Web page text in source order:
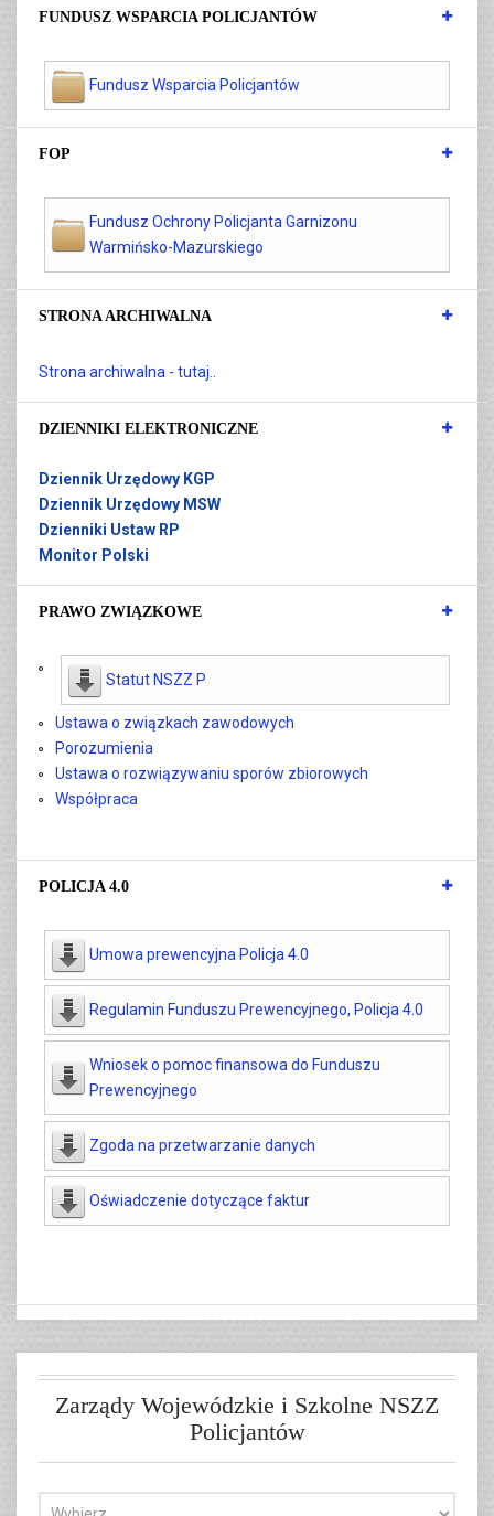
FUNDUSZ WSPARCIA POLICJANTÓW
Fundusz Wsparcia Policjantów
FOP
Fundusz Ochrony Policjanta Garnizonu
Warmińsko-Mazurskiego
STRONA ARCHIWALNA
Strona archiwalna - tutaj..
DZIENNIKI ELEKTRONICZNE
Dziennik Urzędowy KGP
Dziennik Urzędowy MSW
Dzienniki Ustaw RP
Monitor Polski
PRAWO ZWIĄZKOWE
Statut NSZZ P
Ustawa o związkach zawodowych
Porozumienia
Ustawa o rozwiązywaniu sporów zbiorowych
Współpraca
POLICJA 4.0
Umowa prewencyjna Policja 4.0
Regulamin Funduszu Prewencyjnego, Policja 4.0
Wniosek o pomoc finansowa do Funduszu
Prewencyjnego
Zgoda na przetwarzanie danych
Oświadczenie dotyczące faktur
Zarządy Wojewódzkie i Szkolne NSZZ
Policjantów